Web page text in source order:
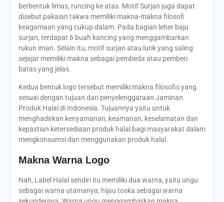
berbentuk limas, runcing ke atas. Motif Surjan juga dapat
disebut pakaian takwa memiliki makna-makna filosofi
keagamaan yang cukup dalam. Pada bagian leher baju
surjan, terdapat 6 buah kancing yang menggambarkan
rukun iman. Selain itu, motif surjan atau lurik yang saling
sejajar memiliki makna sebagai pembeda atau pemberi
batas yang jelas.
Kedua bentuk logo tersebut memiliki makna filosofis yang
sesuai dengan tujuan dari penyelenggaraan Jaminan
Produk Halal di Indonesia. Tujuannya yaitu untuk
menghadirkan kenyamanan, keamanan, keselamatan dan
kepastian ketersediaan produk halal bagi masyarakat dalam
mengkonsumsi dan menggunakan produk halal.
Makna Warna Logo
Nah, Label Halal sendiri itu memiliki dua warna, yaitu ungu
sebagai warna utamanya; hijau toska sebagai warna